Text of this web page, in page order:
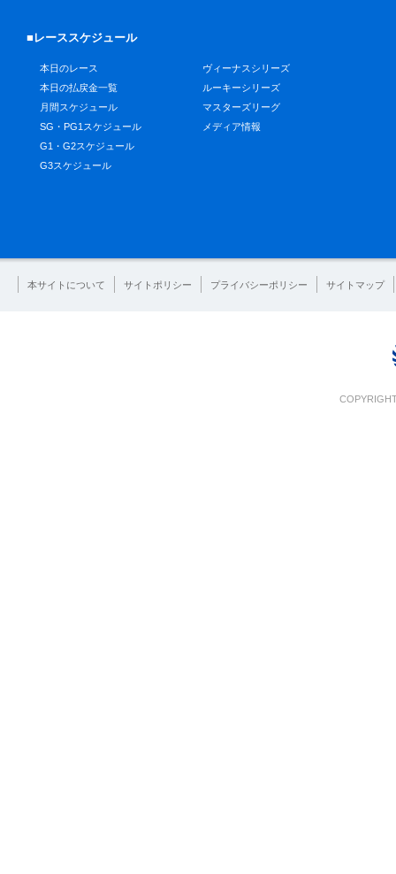
■レーススケジュール
本日のレース
本日の払戻金一覧
月間スケジュール
SG・PG1スケジュール
G1・G2スケジュール
G3スケジュール
ヴィーナスシリーズ
ルーキーシリーズ
マスターズリーグ
メディア情報
本サイトについて サイトポリシー プライバシーポリシー サイトマップ